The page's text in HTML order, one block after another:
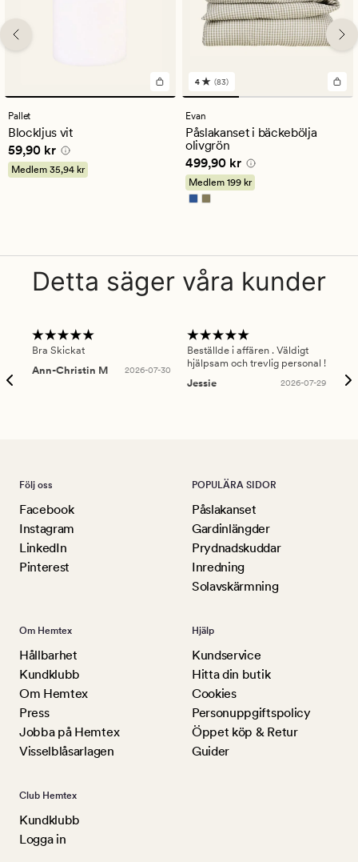
Pallet
Blockljus vit
Pris 59,90 kr
59,90 kr
Medlem 35,94 kr
83
omdömen
med
ett
genomsnittligt
betyg
på
4
4 (83)
Evan
Påslakanset i bäckebölja
olivgrön
Pris 499,90 kr
499,90 kr
Medlem 199 kr
Detta säger våra kunder
Bra Skickat
Ann-Christin M
2026-07-30
Beställde i affären . Väldigt
hjälpsam och trevlig personal !
Jessie
2026-07-29
Följ oss
Facebook
Instagram
LinkedIn
Pinterest
POPULÄRA SIDOR
Påslakanset
Gardinlängder
Prydnadskuddar
Inredning
Solavskärmning
Om Hemtex
Hållbarhet
Kundklubb
Om Hemtex
Press
Jobba på Hemtex
Visselblåsarlagen
Hjälp
Kundservice
Hitta din butik
Cookies
Personuppgiftspolicy
Öppet köp & Retur
Guider
Club Hemtex
Kundklubb
Logga in